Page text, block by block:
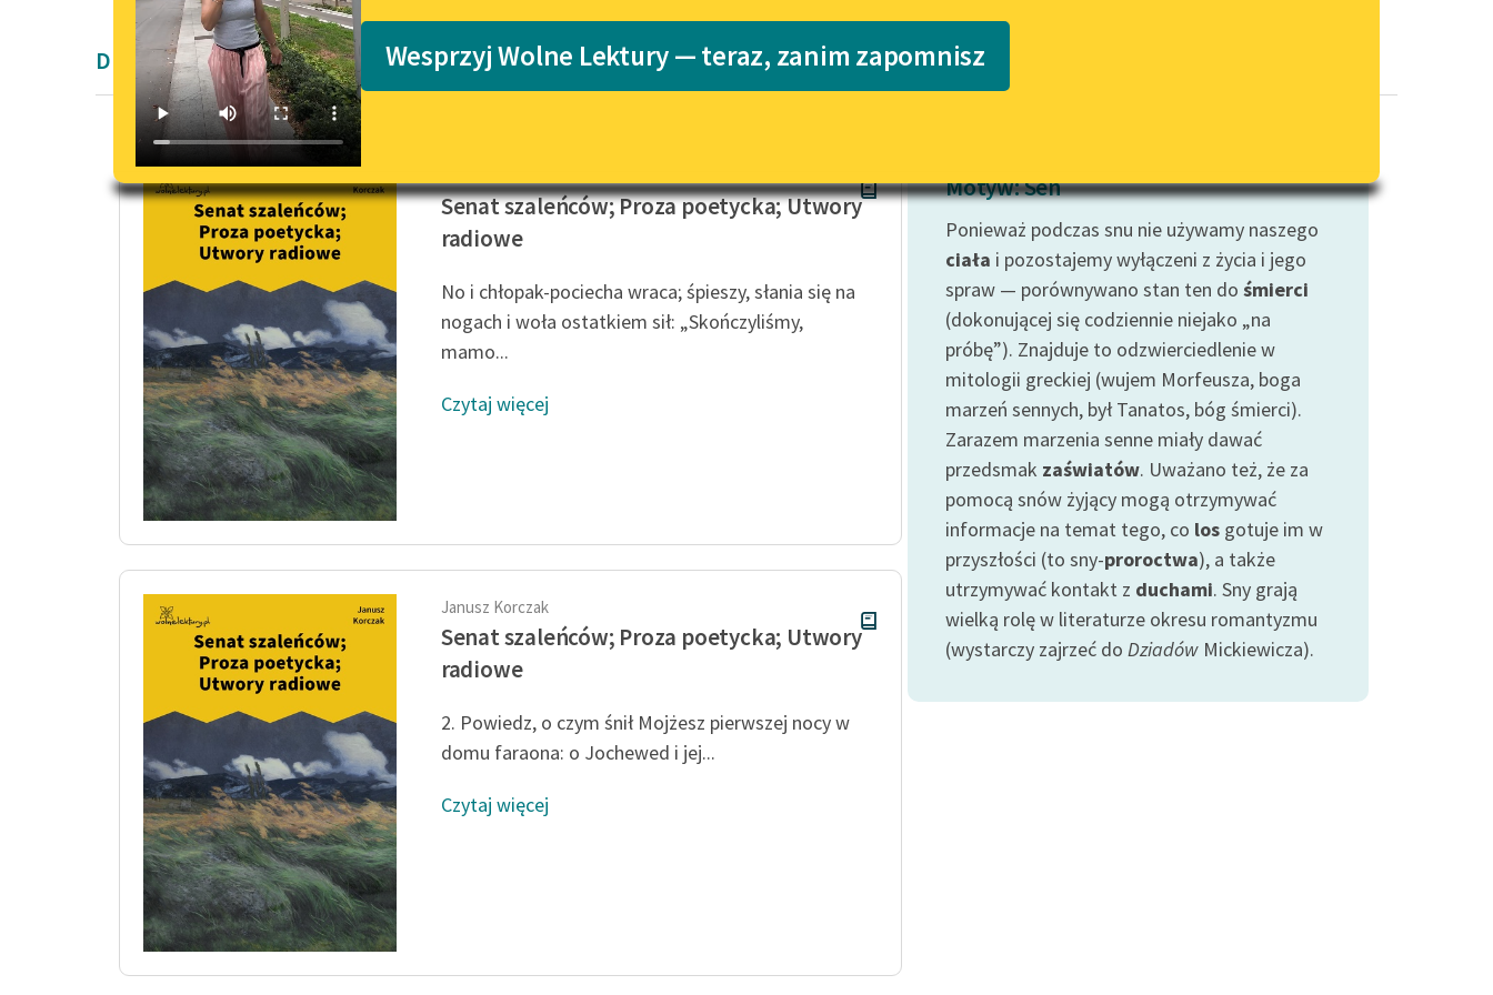
Blog
Lektury szkolne i klasyka
E-kolekcja lektur szkolnych i
literatury do słuchania dla
Feministyczne inspiracje.
Popularyzacja skandynawskiej
Odkurzamy bohaterów
Katalog
Katalog w formacie PDF
wrażliwych
Deklaracja dostępności
Wesprzyj Wolne Lektury — teraz, zanim zapomnisz
Dramat współczesny i Pogadanka
Senat szaleńców; Proza poetycka; Utwory
radiowe
No i chłopak-pociecha wraca; śpieszy, słania się na
nogach i woła ostatkiem sił: „Skończyliśmy,
mamo...
Czytaj więcej
Janusz Korczak
Senat szaleńców; Proza poetycka; Utwory
radiowe
2. Powiedz, o czym śnił Mojżesz pierwszej nocy w
domu faraona: o Jochewed i jej...
Czytaj więcej
Motyw: Sen
Ponieważ podczas snu nie używamy naszego
ciała i pozostajemy wyłączeni z życia i jego
spraw — porównywano stan ten do śmierci
(dokonującej się codziennie niejako „na
próbę”). Znajduje to odzwierciedlenie w
mitologii greckiej (wujem Morfeusza, boga
marzeń sennych, był Tanatos, bóg śmierci).
Zarazem marzenia senne miały dawać
przedsmak zaświatów. Uważano też, że za
pomocą snów żyjący mogą otrzymywać
informacje na temat tego, co los gotuje im w
przyszłości (to sny-proroctwa), a także
utrzymywać kontakt z duchami. Sny grają
wielką rolę w literaturze okresu romantyzmu
(wystarczy zajrzeć do Dziadów Mickiewicza).